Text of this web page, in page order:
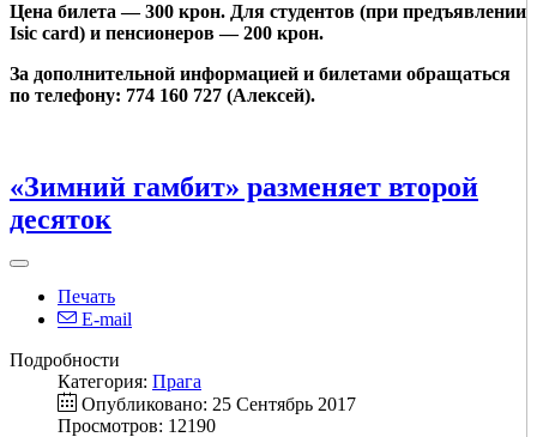
Цена билета — 300 крон. Для студентов (при предъявлении
Isic card) и пенсионеров — 200 крон.
За дополнительной информацией и билетами обращаться
по телефону: 774 160 727 (Алексей).
«Зимний гамбит» разменяет второй
десяток
Печать
E-mail
Подробности
Категория: Прага
Опубликовано: 25 Сентябрь 2017
Просмотров: 12190